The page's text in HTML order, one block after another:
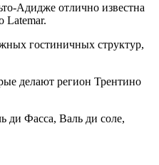
Адидже отлично известна
Latemar.
гостиничных структур,
делают регион Трентино
ди Фасса, Валь ди соле,